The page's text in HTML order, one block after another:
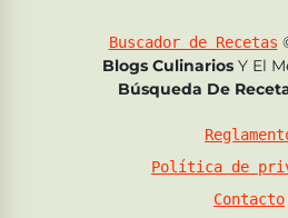
Buscador de Recetas
Blogs Culinarios Y El
Búsqueda De
Política de
Contacto